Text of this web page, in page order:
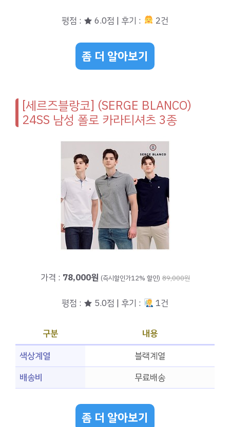
평점 : ★ 6.0점 | 후기 : 2건
좀 더 알아보기
[세르즈블랑코] (SERGE BLANCO)
24SS 남성 폴로 카라티셔츠 3종
가격 : 78,000원 (즉시할인가12% 할인) 89,000원
평점 : ★ 5.0점 | 후기 : 1건
구분
내용
색상계열
블랙계열
배송비
무료배송
좀 더 알아보기